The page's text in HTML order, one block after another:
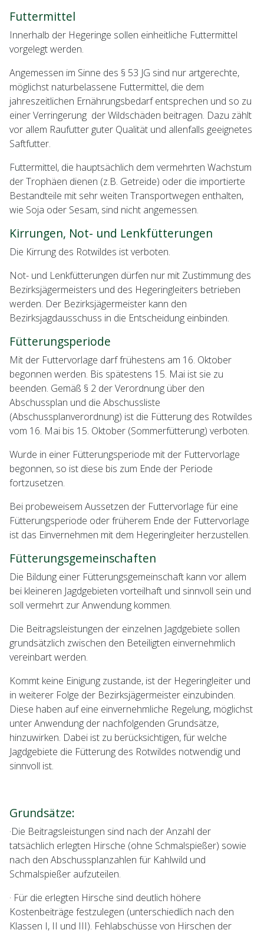
Futtermittel
Innerhalb der Hegeringe sollen einheitliche Futtermittel
vorgelegt werden.
Angemessen im Sinne des § 53 JG sind nur artgerechte,
möglichst naturbelassene Futtermittel, die dem
jahreszeitlichen Ernährungsbedarf entsprechen und so zu
einer Verringerung der Wildschäden beitragen. Dazu zählt
vor allem Raufutter guter Qualität und allenfalls geeignetes
Saftfutter.
Futtermittel, die hauptsächlich dem vermehrten Wachstum
der Trophäen dienen (z.B. Getreide) oder die importierte
Bestandteile mit sehr weiten Transportwegen enthalten,
wie Soja oder Sesam, sind nicht angemessen.
Kirrungen, Not- und Lenkfütterungen
Die Kirrung des Rotwildes ist verboten.
Not- und Lenkfütterungen dürfen nur mit Zustimmung des
Bezirksjägermeisters und des Hegeringleiters betrieben
werden. Der Bezirksjägermeister kann den
Bezirksjagdausschuss in die Entscheidung einbinden.
Fütterungsperiode
Mit der Futtervorlage darf frühestens am 16. Oktober
begonnen werden. Bis spätestens 15. Mai ist sie zu
beenden. Gemäß § 2 der Verordnung über den
Abschussplan und die Abschussliste
(Abschussplanverordnung) ist die Fütterung des Rotwildes
vom 16. Mai bis 15. Oktober (Sommerfütterung) verboten.
Wurde in einer Fütterungsperiode mit der Futtervorlage
begonnen, so ist diese bis zum Ende der Periode
fortzusetzen.
Bei probeweisem Aussetzen der Futtervorlage für eine
Fütterungsperiode oder früherem Ende der Futtervorlage
ist das Einvernehmen mit dem Hegeringleiter herzustellen.
Fütterungsgemeinschaften
Die Bildung einer Fütterungsgemeinschaft kann vor allem
bei kleineren Jagdgebieten vorteilhaft und sinnvoll sein und
soll vermehrt zur Anwendung kommen.
Die Beitragsleistungen der einzelnen Jagdgebiete sollen
grundsätzlich zwischen den Beteiligten einvernehmlich
vereinbart werden.
Kommt keine Einigung zustande, ist der Hegeringleiter und
in weiterer Folge der Bezirksjägermeister einzubinden.
Diese haben auf eine einvernehmliche Regelung, möglichst
unter Anwendung der nachfolgenden Grundsätze,
hinzuwirken. Dabei ist zu berücksichtigen, für welche
Jagdgebiete die Fütterung des Rotwildes notwendig und
sinnvoll ist.
Grundsätze:
·Die Beitragsleistungen sind nach der Anzahl der
tatsächlich erlegten Hirsche (ohne Schmalspießer) sowie
nach den Abschussplanzahlen für Kahlwild und
Schmalspießer aufzuteilen.
· Für die erlegten Hirsche sind deutlich höhere
Kostenbeiträge festzulegen (unterschiedlich nach den
Klassen I, II und III). Fehlabschüsse von Hirschen der